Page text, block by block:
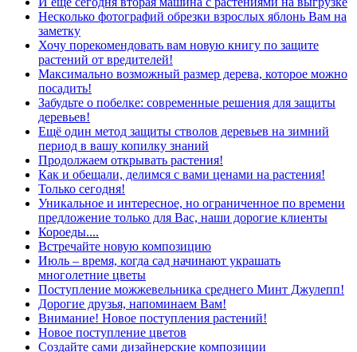
Несколько фотографий обрезки взрослых яблонь Вам на
заметку
Хочу порекомендовать вам новую книгу по защите
растений от вредителей!
Максимально возможный размер дерева, которое можно
посадить!
Забудьте о побелке: современные решения для защиты
деревьев!
Ещё один метод защиты стволов деревьев на зимний
период в вашу копилку знаний
Продолжаем открывать растения!
Как и обещали, делимся с вами ценами на растения!
Только сегодня!
Уникальное и интересное, но ограниченное по времени
предложение только для Вас, наши дорогие клиенты
Короеды....
Встречайте новую композицию
Июль – время, когда сад начинают украшать
многолетние цветы
Поступление можжевельника среднего Минт Джулепп!
Дорогие друзья, напоминаем Вам!
Внимание! Новое поступления растений!
Новое поступление цветов
Создайте сами дизайнерские композиции